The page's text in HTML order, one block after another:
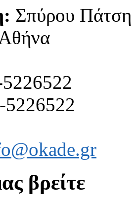
Σπύρου Πάτση
5226522
βρείτε